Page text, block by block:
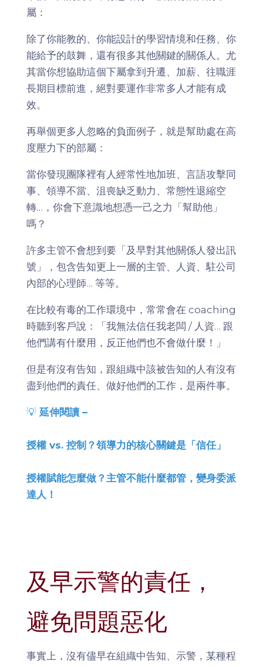
屬：
除了你能教的、你能設計的學習情境和任務、你
能給予的鼓舞，還有很多其他關鍵的關係人。尤
其當你想協助這個下屬拿到升遷、加薪、往職涯
長期目標前進，絕對要運作非常多人才能有成
效。
再舉個更多人忽略的負面例子，就是幫助處在高
度壓力下的部屬：
當你發現團隊裡有人經常性地加班、言語攻擊同
事、領導不當、沮喪缺乏動力、常態性退縮空
轉…，你會下意識地想憑一己之力「幫助他」
嗎？
許多主管不會想到要「及早對其他關係人發出訊
號」，包含告知更上一層的主管、人資、駐公司
內部的心理師… 等等。
在比較有毒的工作環境中，常常會在 coaching
時聽到客戶說：「我無法信任我老闆 / 人資… 跟
他們講有什麼用，反正他們也不會做什麼！」
但是有沒有告知，跟組織中該被告知的人有沒有
盡到他們的責任、做好他們的工作，是兩件事。
💡 延伸閱讀 –
授權 vs. 控制？領導力的核心關鍵是「信任」
授權賦能怎麼做？主管不能什麼都管，變身委派
達人！
及早示警的責任，
避免問題惡化
事實上，沒有儘早在組織中告知、示警，某種程